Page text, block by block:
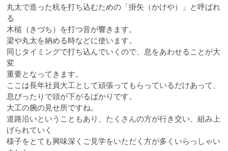
丸太で造った杭を打ち込むための「掛矢（かけや）」と呼ばれ
る
木槌（きづち）を打つ音が響きます。
梁や丸太を納める時などに使います。
同じタイミングで打ち込んでいくので、息をあわせることが大
変
重要となってきます。
ここは長年社員大工として頑張ってもらっているだけあって、
息ぴったりで頭が下がるばかりです。
大工の腕の見せ所ですね。
道路沿いということもあり、たくさんの方が行き交い、組み上
げられていく
様子をとても興味深くご見学をいただく方が多くいらっしゃい